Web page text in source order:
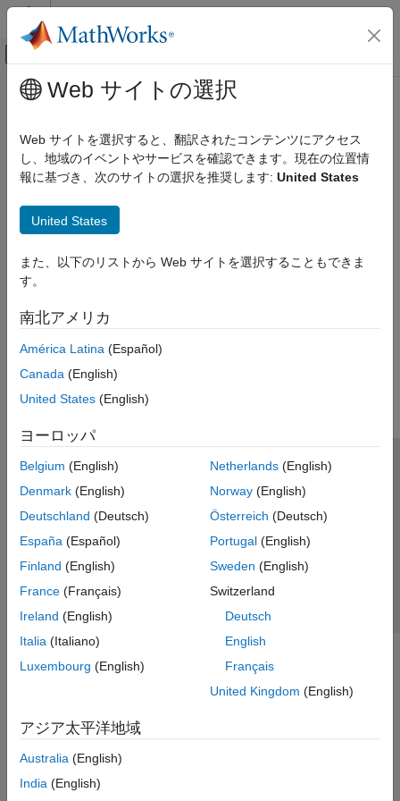
コンテンツへスキップ
オフキャンバス ナビゲーション メ
ドキュメンテーションのホーム
メインコンテンツ
Web サイトの選択
Web サイトを選択すると、翻訳されたコンテンツにアクセス
し、地域のイベントやサービスを確認できます。現在の位置情
報に基づき、次のサイトの選択を推奨します: United States
United States
また、以下のリストから Web サイトを選択することもできま
す。
南北アメリカ
América Latina (Español)
Canada (English)
United States (English)
ヨーロッパ
Belgium (English)
Denmark (English)
Deutschland (Deutsch)
España (Español)
Finland (English)
France (Français)
Ireland (English)
Italia (Italiano)
Luxembourg (English)
Netherlands(English)
Norway(English)
Österreich (Deutsch)
Portugal(English)
Sweden (English)
Switzerland
Deutsch
English
Français
United Kingdom (English)
アジア太平洋地域
Australia (English)
India (English)
トラストセンター
プライバシー ポリシー
違法コピー防止
アプリケーション ステータス
© 1994-2026 The MathWorks, Inc.